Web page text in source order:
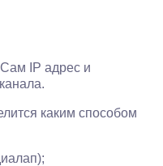
Сам IP адрес и
каким способом